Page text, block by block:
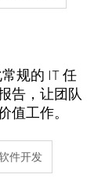
规的 IT 任
告，让团队
值工作。
件开发